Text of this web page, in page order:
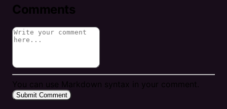
Comments
You can use Markdown syntax in your comment.
Submit Comment